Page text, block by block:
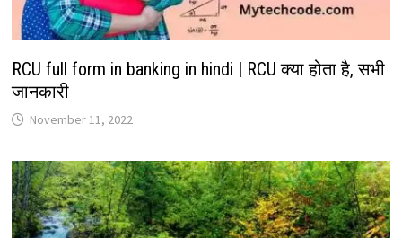
RCU full form in banking in hindi | RCU क्या होता है, सभी
जानकारी
November 11, 2022